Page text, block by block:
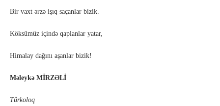
Bir vaxt ərzə işıq saçanlar bizik.
Köksümüz içində qaplanlar yatar,
Himalay dağını aşanlar bizik!
Məleykə MİRZƏLİ
Türkoloq